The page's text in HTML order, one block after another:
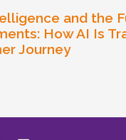
and the
How AI Is
Journey